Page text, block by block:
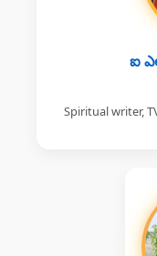
ఐ
Spiritual writer,